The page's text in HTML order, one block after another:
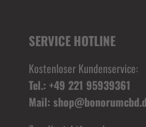
SERVICE HOTLINE
Kostenloser Kundenservice:
Tel.: +49 221 95939361
Mail: